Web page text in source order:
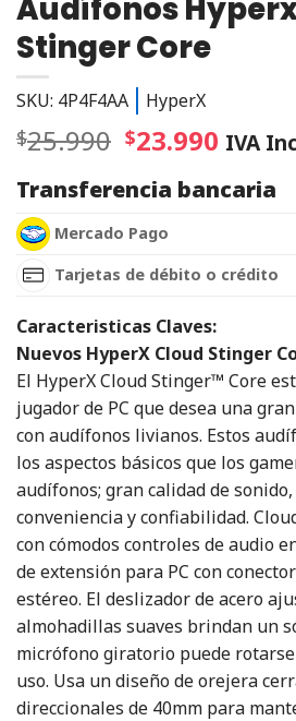
Audífonos
Stinger Core
SKU: 4P4F4AA HyperX
$25.990 $23.990 IVA
Transferencia bancaria
Mercado Pago
Tarjetas de débito o crédito
Caracteristicas Claves:
Nuevos HyperX Cloud Stinger
El HyperX Cloud Stinger™ Core
jugador de PC que desea una
con audífonos livianos. Estos
los aspectos básicos que los
audífonos; gran calidad de sonido,
conveniencia y confiabilidad.
con cómodos controles de audio
de extensión para PC con
estéreo. El deslizador de acero
almohadillas suaves brindan un
micrófono giratorio puede
uso. Usa un diseño de orejera
direccionales de 40mm para